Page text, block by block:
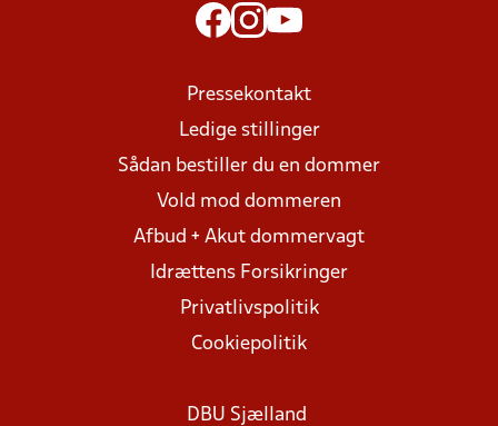
Pressekontakt
Ledige stillinger
Sådan bestiller du en dommer
Vold mod dommeren
Afbud + Akut dommervagt
Idrættens Forsikringer
Privatlivspolitik
Cookiepolitik
DBU Sjælland